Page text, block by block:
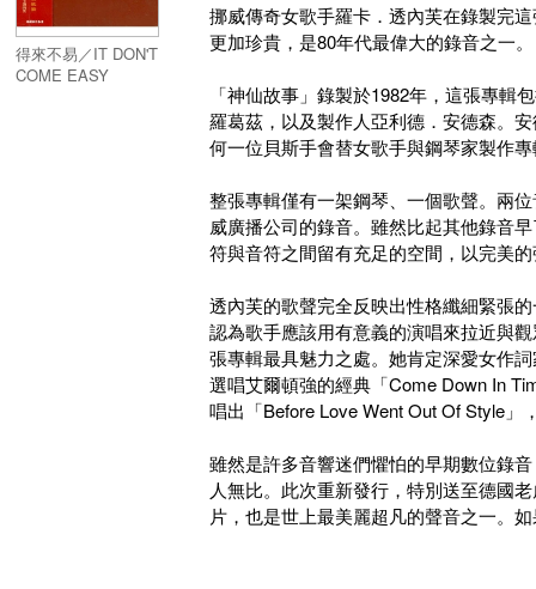
得來不易／IT DON'T
COME EASY
挪威傳奇女歌手羅卡．透內芙在錄製完
更加珍貴，是80年代最偉大的錄音之一。
「神仙故事」錄製於1982年，這張專
羅葛茲，以及製作人亞利德．安德森。
何一位貝斯手會替女歌手與鋼琴家製作
整張專輯僅有一架鋼琴、一個歌聲。兩
威廣播公司的錄音。雖然比起其他錄音
符與音符之間留有充足的空間，以完美
透內芙的歌聲完全反映出性格纖細緊張
認為歌手應該用有意義的演唱來拉近與
張專輯最具魅力之處。她肯定深愛女作
選唱艾爾頓強的經典「Come Down In
唱出「Before Love Went Out Of Style
雖然是許多音響迷們懼怕的早期數位錄
人無比。此次重新發行，特別送至德國
片，也是世上最美麗超凡的聲音之一。